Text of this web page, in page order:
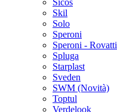
Sicos
Skil
Solo
Speroni
Speroni - Rovatti
Spluga
Starplast
Sveden
SWM (Novità)
Toptul
Verdelook